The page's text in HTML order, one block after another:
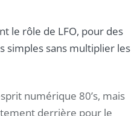
le rôle de LFO, pour des
simples sans multiplier les
numérique 80’s, mais
derrière pour le